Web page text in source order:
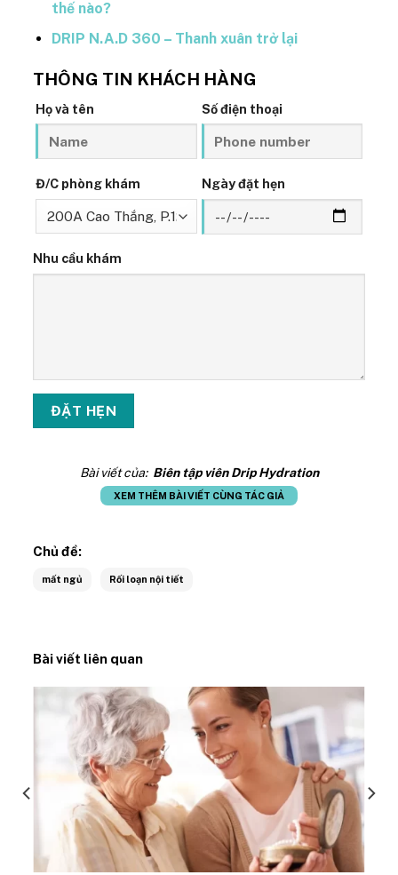
thế nào?
DRIP N.A.D 360 – Thanh xuân trở lại
THÔNG TIN KHÁCH HÀNG
Họ và tên Số điện thoại
Đ/C phòng khám Ngày đặt hẹn
Nhu cầu khám
Bài viết của: Biên tập viên Drip Hydration
XEM THÊM BÀI VIẾT CÙNG TÁC GIẢ
Chủ đề:
mất ngủ Rối loạn nội tiết
Bài viết liên quan